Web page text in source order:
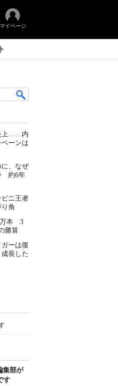
マイページ
上……内
ーンは
、なぜ
約6年
ニ王者
角
万本 3
勝算
ーは復
長した
集部が
す